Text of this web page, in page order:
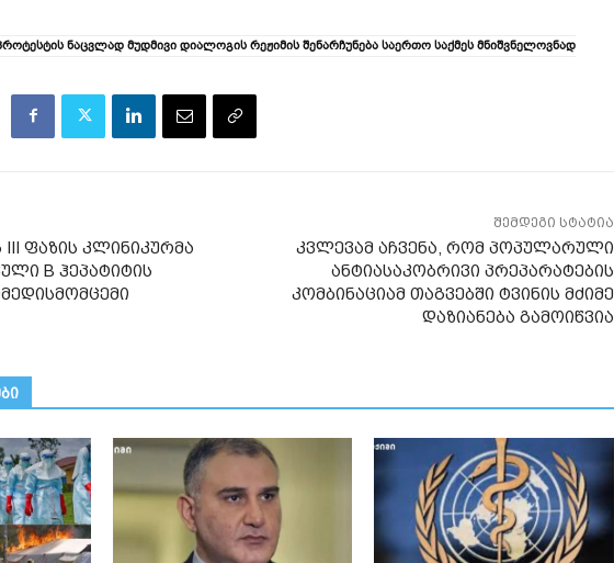
ნაცვლად მუდმივი დიალოგის რეჟიმის შენარჩუნება საერთო საქმეს მნიშვნელოვნად
ფაზის კლინიკურმა
B ჰეპატიტის
შემდეგი სტატია
კვლევამ აჩვენა, რომ პოპულარული
ანტიასაკობრივი პრეპარატების
კომბინაციამ თაგვებში ტვინის მძიმე
დაზიანება გამოიწვია